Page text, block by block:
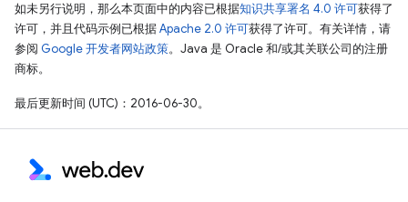
如未另行说明，那么本页面中的内容已根据知识共享署名 4.0 许可获得了
许可，并且代码示例已根据Apache 2.0 许可获得了许可。有关详情，请
参阅 Google 开发者网站政策。Java 是 Oracle 和/或其关联公司的注册
商标。
最后更新时间 (UTC)：2016-06-30。